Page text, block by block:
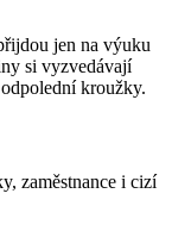
jen na výuku
si vyzvedávají
kroužky.
zaměstnance i cizí